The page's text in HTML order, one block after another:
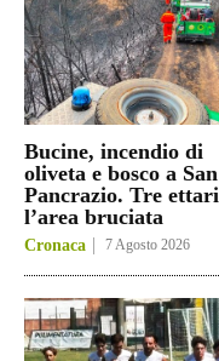
Bucine, incendio di
oliveta e bosco a San
Pancrazio. Tre ettari
l’area bruciata
Cronaca 7 Agosto 2026